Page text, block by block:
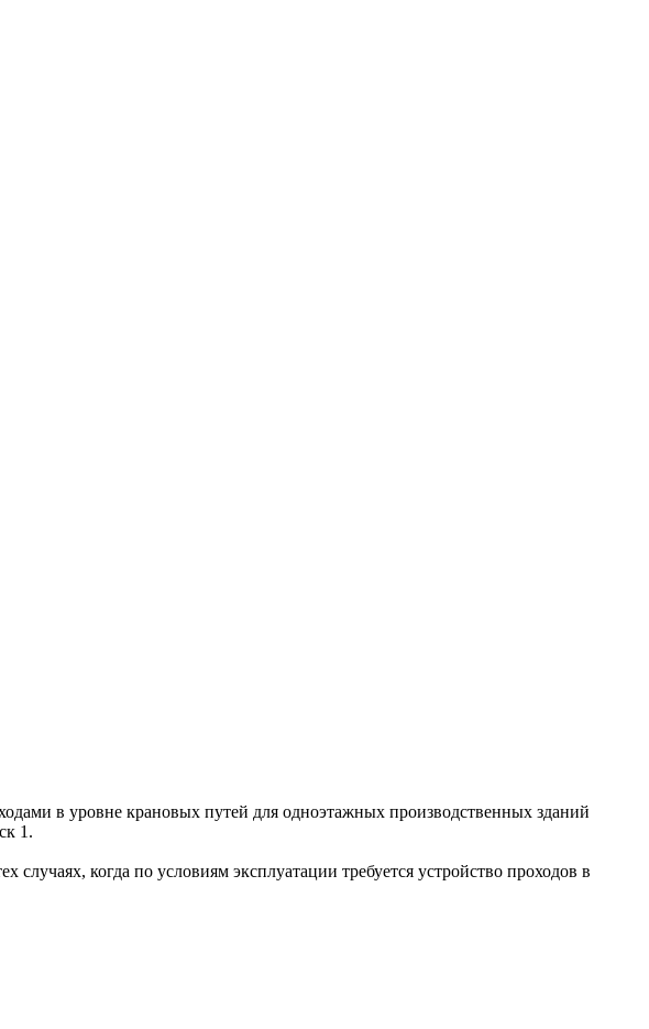
в уровне крановых путей для одноэтажных производственных зданий
1.
когда по условиям эксплуатации требуется устройство проходов в